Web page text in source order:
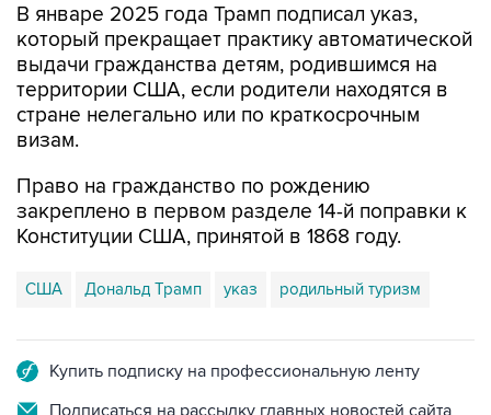
В январе 2025 года Трамп подписал указ,
который прекращает практику автоматической
выдачи гражданства детям, родившимся на
территории США, если родители находятся в
стране нелегально или по краткосрочным
визам.
Право на гражданство по рождению
закреплено в первом разделе 14-й поправки к
Конституции США, принятой в 1868 году.
США Дональд Трамп указ родильный туризм
Купить подписку на профессиональную ленту
Подписаться на рассылку главных новостей сайта